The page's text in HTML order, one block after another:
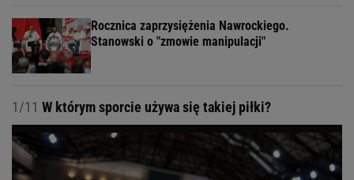
Rocznica zaprzysiężenia Nawrockiego.
Stanowski o "zmowie manipulacji"
1/11 W którym sporcie używa się takiej piłki?